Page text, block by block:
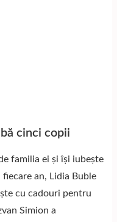
cinci copii
familia ei și își iubește
an, Lidia Buble
cu cadouri pentru
Simion a